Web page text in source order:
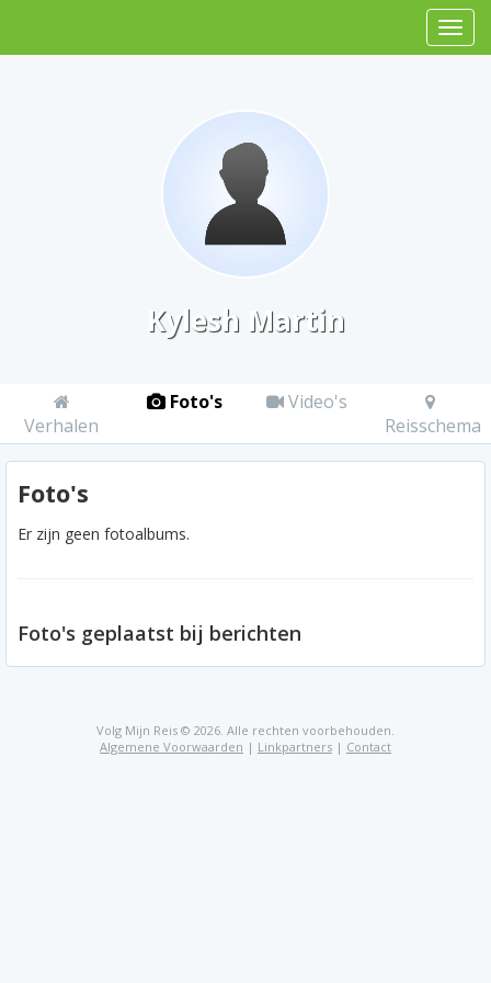
Kylesh Martin
Verhalen
Foto's
Video's
Reisschema
Foto's
Er zijn geen fotoalbums.
Foto's geplaatst bij berichten
Volg Mijn Reis © 2026. Alle rechten voorbehouden.
Algemene Voorwaarden | Linkpartners | Contact